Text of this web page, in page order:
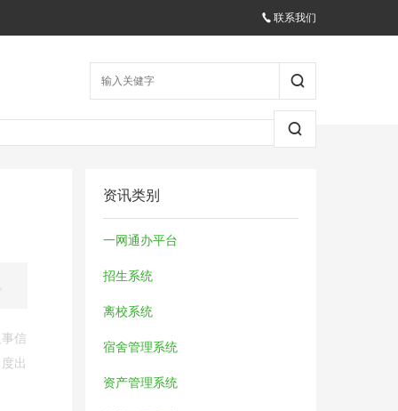
联系我们
资讯类别
一网通办平台
招生系统
离校系统
宿舍管理系统
资产管理系统
信
出